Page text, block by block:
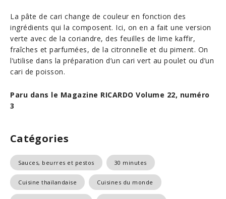
La pâte de cari change de couleur en fonction des
ingrédients qui la composent. Ici, on en a fait une version
verte avec de la coriandre, des feuilles de lime kaffir,
fraîches et parfumées, de la citronnelle et du piment. On
l’utilise dans la préparation d’un cari vert au poulet ou d’un
cari de poisson.
Paru dans le Magazine RICARDO Volume 22, numéro
3
Catégories
Sauces, beurres et pestos 30 minutes
Cuisine thaïlandaise Cuisines du monde